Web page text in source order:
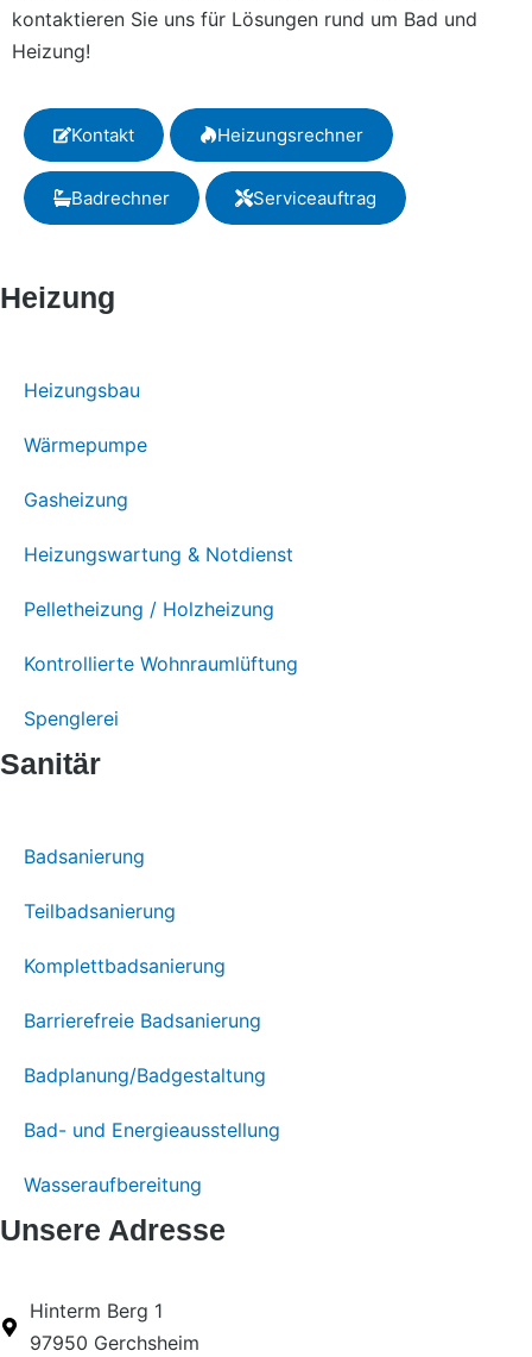
kontaktieren Sie uns für Lösungen rund um Bad und
Heizung!
Kontakt Heizungsrechner
Badrechner Serviceauftrag
Heizung
Heizungsbau
Wärmepumpe
Gasheizung
Heizungswartung & Notdienst
Pelletheizung / Holzheizung
Kontrollierte Wohnraumlüftung
Spenglerei
Sanitär
Badsanierung
Teilbadsanierung
Komplettbadsanierung
Barrierefreie Badsanierung
Badplanung/Badgestaltung
Bad- und Energieausstellung
Wasseraufbereitung
Unsere Adresse
Hinterm Berg 1
97950 Gerchsheim